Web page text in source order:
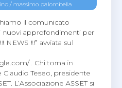
/ massimo palombella
il comunicato
nuovi approfondimenti per
NEWS !!!” avviata sul
. Chi torna in
Teseo, presidente
L’Associazione ASSET si